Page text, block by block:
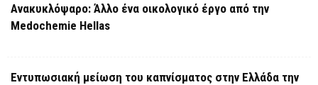
Ανακυκλόψαρο: Άλλο ένα οικολογικό έργο από την
Medochemie Hellas
Εντυπωσιακή μείωση του καπνίσματος στην Ελλάδα την